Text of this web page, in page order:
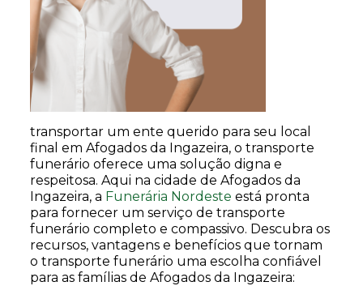
transportar um ente querido para seu local
final em Afogados da Ingazeira, o transporte
funerário oferece uma solução digna e
respeitosa. Aqui na cidade de Afogados da
Ingazeira, a Funerária Nordeste está pronta
para fornecer um serviço de transporte
funerário completo e compassivo. Descubra os
recursos, vantagens e benefícios que tornam
o transporte funerário uma escolha confiável
para as famílias de Afogados da Ingazeira: